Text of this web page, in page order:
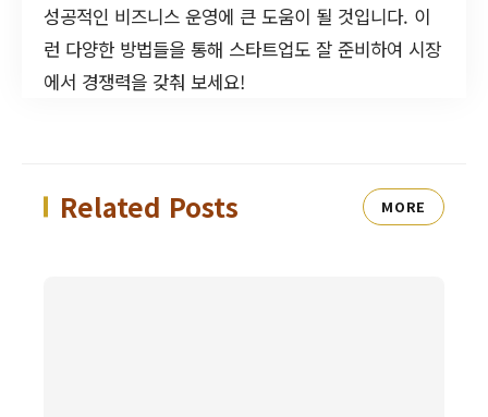
성공적인 비즈니스 운영에 큰 도움이 될 것입니다. 이
런 다양한 방법들을 통해 스타트업도 잘 준비하여 시장
에서 경쟁력을 갖춰 보세요!
Related Posts MORE